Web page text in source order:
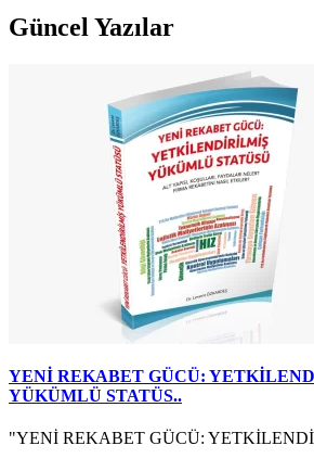
Güncel Yazılar
YENİ REKABET GÜCÜ:
YÜKÜMLÜ STATÜS..
"YENİ REKABET GÜCÜ: